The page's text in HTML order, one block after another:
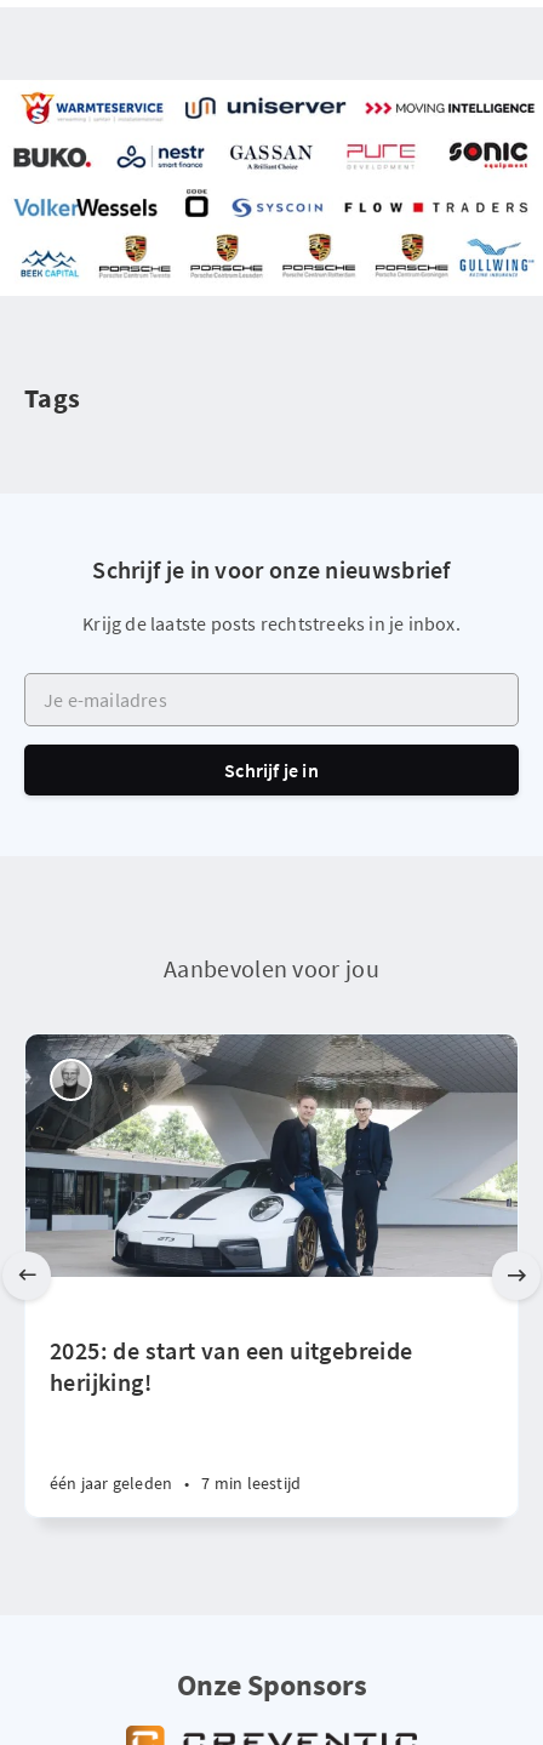
Tags
Schrijf je in voor onze nieuwsbrief
Krijg de laatste posts rechtstreeks in je inbox.
Je e-mailadres
Schrijf je in
Aanbevolen voor jou
2025: de start van een uitgebreide
herijking!
één jaar geleden • 7 min leestijd
Onze Sponsors